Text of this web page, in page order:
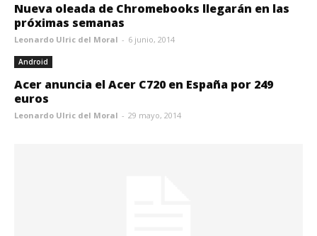
Nueva oleada de Chromebooks llegarán en las
próximas semanas
Leonardo Ulric del Moral - 6 junio, 2014
Android
Acer anuncia el Acer C720 en España por 249
euros
Leonardo Ulric del Moral - 29 mayo, 2014